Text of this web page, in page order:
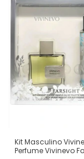
Kit Masculino
Perfume Vivinevo